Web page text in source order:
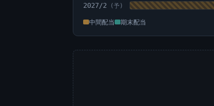
2027/2
中間配当 期末配当